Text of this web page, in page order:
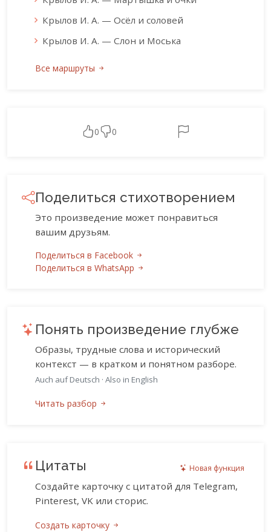
Крылов И. А. — Осёл и соловей
Крылов И. А. — Слон и Моська
Все маршруты
0 0
Поделиться стихотворением
Это произведение может понравиться
вашим друзьям.
Поделиться в Facebook
Поделиться в WhatsApp
Понять произведение глубже
Образы, трудные слова и исторический
контекст — в кратком и понятном разборе.
Auch auf Deutsch · Also in English
Читать разбор
Цитаты Новая функция
Создайте карточку с цитатой для Telegram,
Pinterest, VK или сторис.
Создать карточку